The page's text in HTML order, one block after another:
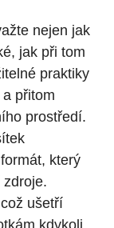
nejen jak
jak při tom
praktiky
přitom
prostředí.
který
ušetří